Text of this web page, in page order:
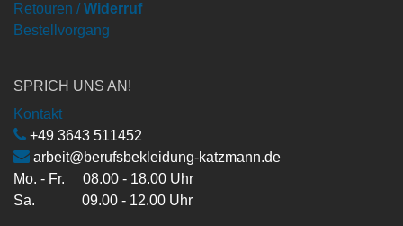
Retouren / Widerruf
Bestellvorgang
SPRICH UNS AN!
Kontakt
+49 3643 511452
arbeit@berufsbekleidung-katzmann.de
Mo. - Fr. 08.00 - 18.00 Uhr
Sa. 09.00 - 12.00 Uhr